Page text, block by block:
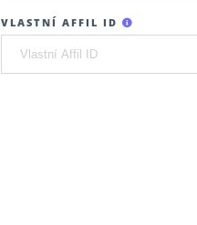
VLASTNÍ AFFIL ID